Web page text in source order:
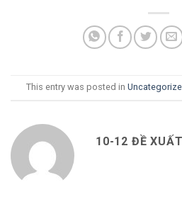
This entry was posted in
10-12 ĐỀ XUẤT